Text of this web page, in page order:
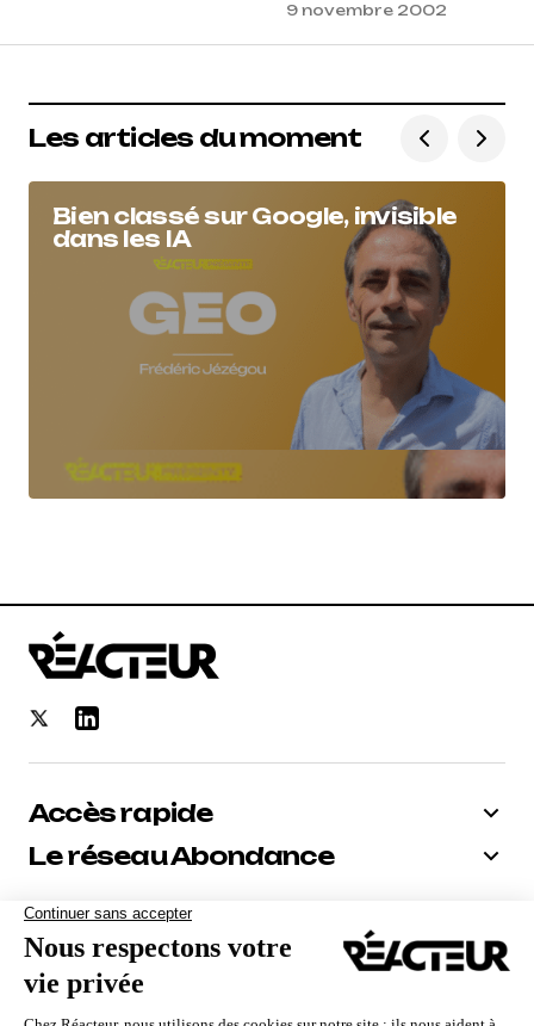
9 novembre 2002
Les articles du moment
Bien classé sur Google, invisible
dans les IA
Accès rapide
Le réseau Abondance
Bénéficiez de -10% sur tous nos
abonnements
Recevoir le code